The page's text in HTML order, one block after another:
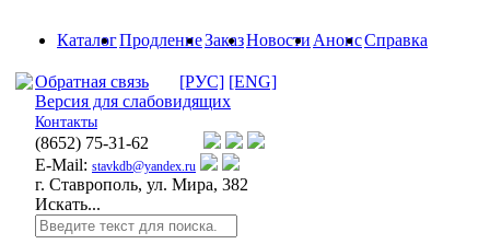
КаталогПродлениеЗаказНовости АнонсСправка
Обратная связь [РУС] [ENG]
Версия для слабовидящих
Контакты
(8652) 75-31-62
E-Mail: stavkdb@yandex.ru
г. Ставрополь, ул. Мира, 382
Искать...